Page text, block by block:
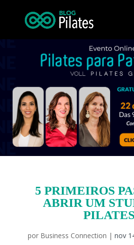
5 PRIMEIROS
ABRIR UM
PILATES
por Business Connection |nov